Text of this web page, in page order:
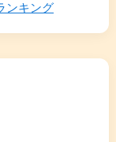
ンキング